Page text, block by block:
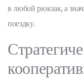
в любой рюкзак, а
поездку.